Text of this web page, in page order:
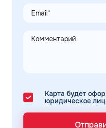
Карта будет
юридическое